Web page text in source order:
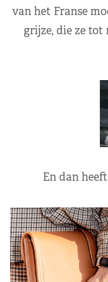
van het Franse
grijze, die ze
En dan